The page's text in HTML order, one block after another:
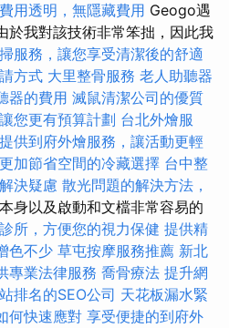
用透明，無隱藏費用 Geogo遇
於我對該技術非常笨拙，因此我
服務，讓您享受清潔後的舒適
方式 大里整骨服務 老人助聽器
器的費用 滅鼠清潔公司的優質
您更有預算計劃 台北外燴服
提供到府外燴服務，讓活動更輕
加節省空間的冷藏選擇 台中整
決疑慮 散光問題的解決方法，
身以及啟動和文檔非常容易的
所，方便您的視力保健 提供精
色不少 草屯按摩服務推薦 新北
專業法律服務 喬骨療法 提升網
排名的SEO公司 天花板漏水緊
何快速應對 享受便捷的到府外